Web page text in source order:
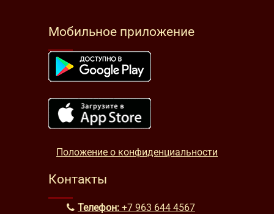
Мобильное приложение
Положение о конфиденциальности
Контакты
Телефон: +7 963 644 4567